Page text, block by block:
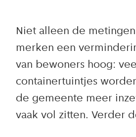
Niet alleen de
merken een
van bewoners hoog:
containertuintjes
de gemeente meer
vaak vol zitten. Verder